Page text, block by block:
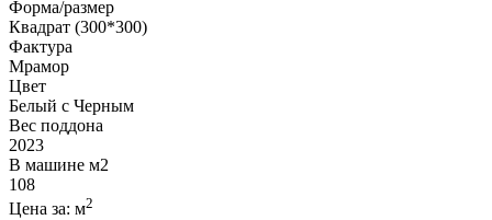
Форма/размер
Квадрат (300*300)
Фактура
Мрамор
Цвет
Белый с Черным
Вес поддона
2023
В машине м2
108
Цена за: м2